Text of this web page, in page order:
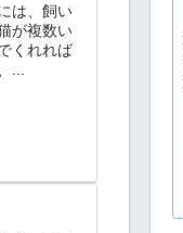
は、飼い
が複数い
くれれば
...